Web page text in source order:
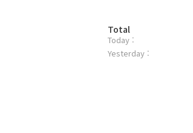
방
문
자
Total
Today :
Yesterday :